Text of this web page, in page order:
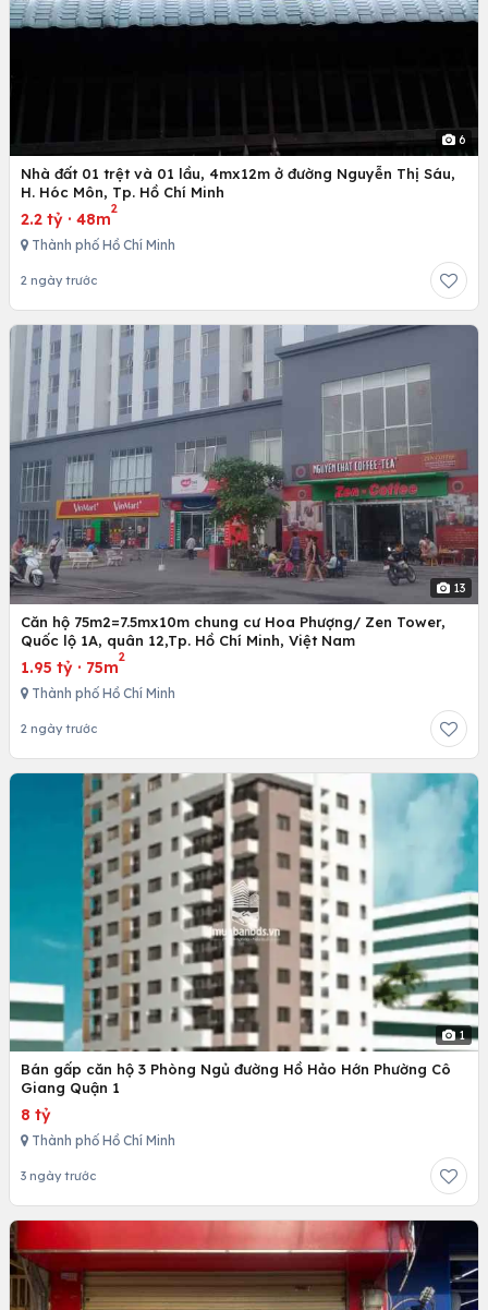
6
Nhà đất 01 trệt và 01 lầu, 4mx12m ở đường Nguyễn Thị Sáu,
H. Hóc Môn, Tp. Hồ Chí Minh
2.2 tỷ · 48m
2
Thành phố Hồ Chí Minh
2 ngày trước
13
Căn hộ 75m2=7.5mx10m chung cư Hoa Phượng/ Zen Tower,
Quốc lộ 1A, quân 12,Tp. Hồ Chí Minh, Việt Nam
1.95 tỷ · 75m
2
Thành phố Hồ Chí Minh
2 ngày trước
1
Bán gấp căn hộ 3 Phòng Ngủ đường Hồ Hảo Hớn Phường Cô
Giang Quận 1
8 tỷ
Thành phố Hồ Chí Minh
3 ngày trước